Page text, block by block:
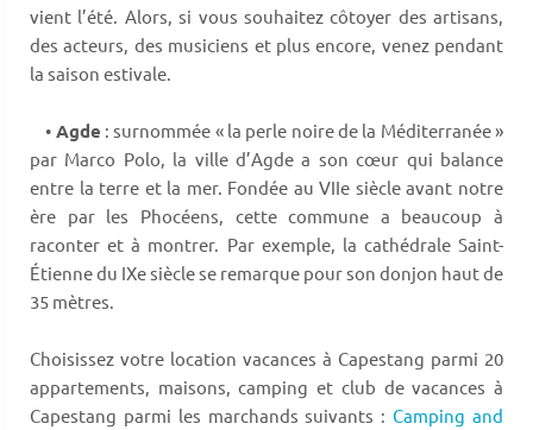
vient l’été. Alors, si vous souhaitez côtoyer des artisans,
des acteurs, des musiciens et plus encore, venez pendant
la saison estivale.
• Agde : surnommée « la perle noire de la Méditerranée »
par Marco Polo, la ville d’Agde a son cœur qui balance
entre la terre et la mer. Fondée au VIIe siècle avant notre
ère par les Phocéens, cette commune a beaucoup à
raconter et à montrer. Par exemple, la cathédrale Saint-
Étienne du IXe siècle se remarque pour son donjon haut de
35 mètres.
Choisissez votre location vacances à Capestang parmi 20
appartements, maisons, camping et club de vacances à
Capestang parmi les marchands suivants :Camping and